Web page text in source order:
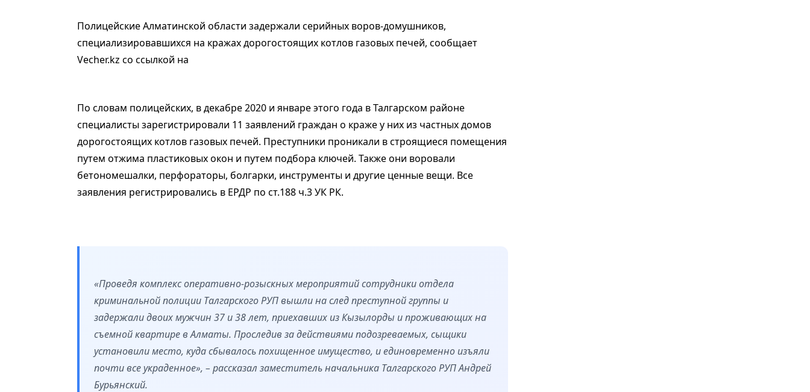
Полицейские Алматинской области задержали серийных воров-домушников,
специализировавшихся на кражах дорогостоящих котлов газовых печей, сообщает
Vecher.kz со ссылкой на
По словам полицейских, в декабре 2020 и январе этого года в Талгарском районе
специалисты зарегистрировали 11 заявлений граждан о краже у них из частных домов
дорогостоящих котлов газовых печей. Преступники проникали в строящиеся помещения
путем отжима пластиковых окон и путем подбора ключей. Также они воровали
бетономешалки, перфораторы, болгарки, инструменты и другие ценные вещи. Все
заявления регистрировались в ЕРДР по ст.188 ч.3 УК РК.
«Проведя комплекс оперативно-розыскных мероприятий сотрудники отдела
криминальной полиции Талгарского РУП вышли на след преступной группы и
задержали двоих мужчин 37 и 38 лет, приехавших из Кызылорды и проживающих на
съемной квартире в Алматы. Проследив за действиями подозреваемых, сыщики
установили место, куда сбывалось похищенное имущество, и единовременно изъяли
почти все украденное», – рассказал заместитель начальника Талгарского РУП Андрей
Бурьянский.